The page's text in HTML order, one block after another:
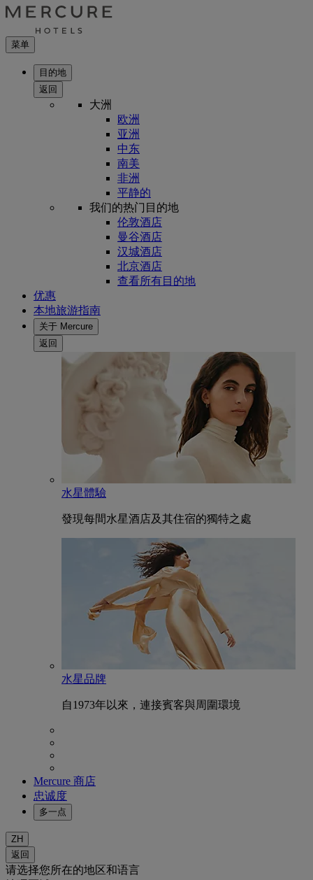
菜单
目的地
返回
大洲
欧洲
亚洲
中东
南美
非洲
平静的
我们的热门目的地
伦敦酒店
曼谷酒店
汉城酒店
北京酒店
查看所有目的地
优惠
本地旅游指南
关于 Mercure
返回
水星體驗
發現每間水星酒店及其住宿的獨特之處
水星品牌
自1973年以來，連接賓客與周圍環境
Mercure 商店
忠诚度
多一点
ZH
返回
请选择您所在的地区和语言